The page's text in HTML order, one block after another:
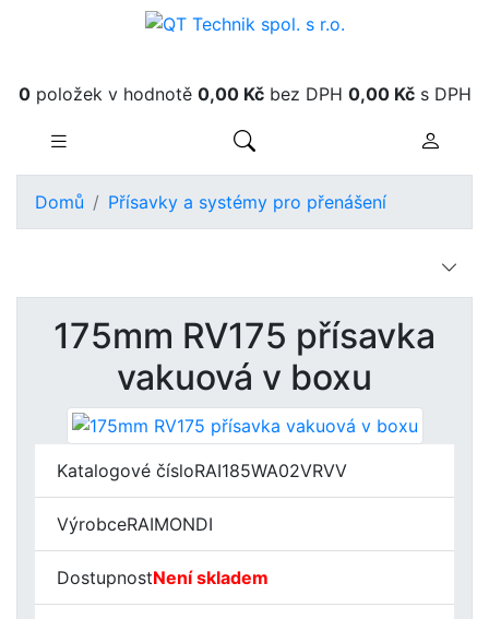
0položek v hodnotě 0,00 Kčbez DPH 0,00 Kčs DPH
Domů Přísavky a systémy pro přenášení
175mm RV175 přísavka
vakuová v boxu
Katalogové čísloRAI185WA02VRVV
VýrobceRAIMONDI
DostupnostNení skladem